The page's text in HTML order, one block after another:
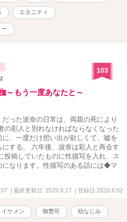
エタニティ
103
～もう一度あなたと～
った波奈の日常は、両親の死により
の彩人と別れなければならなくなった
、一度だけ想い出が欲しくて、嘘を
する。 六年後、波奈は彩人と再会す
稿していたものに性描写を入れ、ス
になります。性描写のある話には◆マ
| 最終更新日 2020.6.17 | 登録日 2020.6.02
イケメン 御曹司 幼なじみ